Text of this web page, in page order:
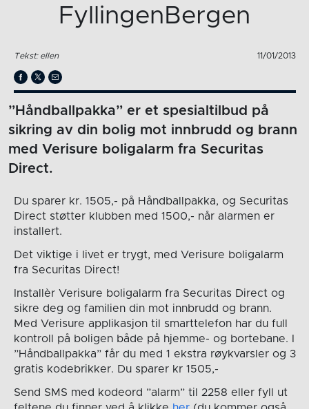
FyllingenBergen
Tekst: ellen 11/01/2013
”Håndballpakka” er et spesialtilbud på
sikring av din bolig mot innbrudd og brann
med Verisure boligalarm fra Securitas
Direct.
Du sparer kr. 1505,- på Håndballpakka, og Securitas
Direct støtter klubben med 1500,- når alarmen er
installert.
Det viktige i livet er trygt, med Verisure boligalarm
fra Securitas Direct!
Installèr Verisure boligalarm fra Securitas Direct og
sikre deg og familien din mot innbrudd og brann.
Med Verisure applikasjon til smarttelefon har du full
kontroll på boligen både på hjemme- og bortebane. I
”Håndballpakka” får du med 1 ekstra røykvarsler og 3
gratis kodebrikker. Du sparer kr 1505,-
Send SMS med kodeord ”alarm” til 2258 eller fyll ut